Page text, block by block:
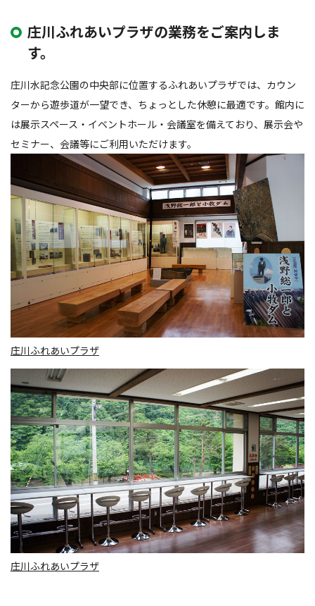
庄川ふれあいプラザの業務をご案内しま
す。
庄川水記念公園の中央部に位置するふれあいプラザでは、カウン
ターから遊歩道が一望でき、ちょっとした休憩に最適です。館内に
は展示スペース・イベントホール・会議室を備えており、展示会や
セミナー、会議等にご利用いただけます。
庄川ふれあいプラザ
庄川ふれあいプラザ